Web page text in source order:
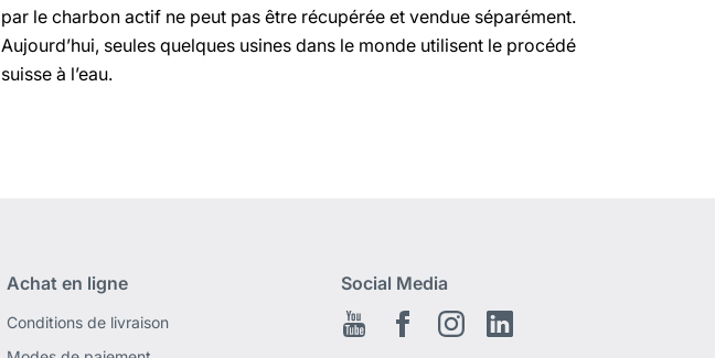
par le charbon actif ne peut pas être récupérée et vendue séparément.
Aujourd’hui, seules quelques usines dans le monde utilisent le procédé
suisse à l’eau.
Achat en ligne
Conditions de livraison
Social Media
Youtube FacebookInstagram